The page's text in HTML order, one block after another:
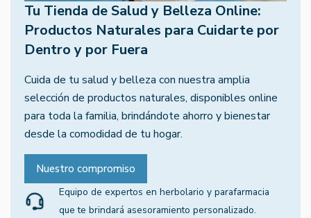
Tu Tienda de Salud y Belleza Online:
Productos Naturales para Cuidarte por
Dentro y por Fuera
Cuida de tu salud y belleza con nuestra amplia
selección de productos naturales, disponibles online
para toda la familia, brindándote ahorro y bienestar
desde la comodidad de tu hogar.
Nuestro compromiso
Equipo de expertos en herbolario y parafarmacia
que te brindará asesoramiento personalizado.